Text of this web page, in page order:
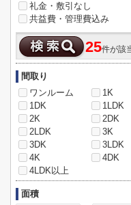
礼金・敷引なし
共益費・管理費込み
25件が該
間取り
ワンルーム
1K
1DK
1LDK
2K
2DK
2LDK
3K
3DK
3LDK
4K
4DK
4LDK以上
面積